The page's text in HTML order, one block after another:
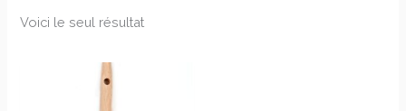
Voici le seul résultat